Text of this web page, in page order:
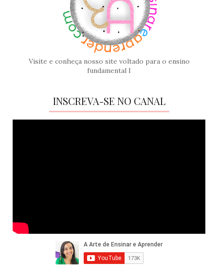
Visite e conheça nosso site voltado para o ensino
fundamental I
INSCREVA-SE NO CANAL